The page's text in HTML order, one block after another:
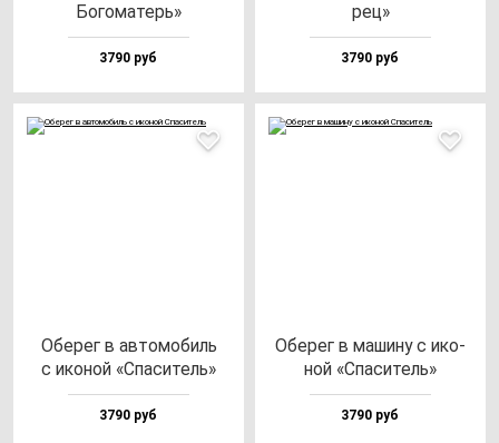
Бого­ма­терь»
3790 руб
рец»
3790 руб
Обе­рег в ав­то­мо­биль
с ико­ной «Спа­си­тель»
3790 руб
Обе­рег в ма­ши­ну с ико­
ной «Спа­си­тель»
3790 руб